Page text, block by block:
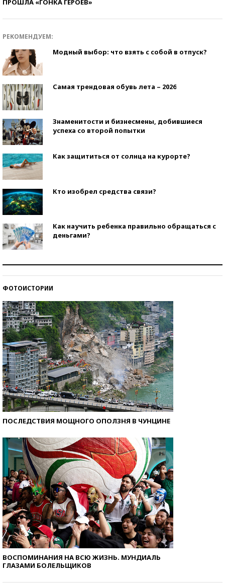
РЕКОМЕНДУЕМ:
Модный выбор: что взять с собой в отпуск?
Самая трендовая обувь лета – 2026
Знаменитости и бизнесмены, добившиеся
успеха со второй попытки
Как защититься от солнца на курорте?
Кто изобрел средства связи?
Как научить ребенка правильно обращаться с
деньгами?
ФОТОИСТОРИИ
ПОСЛЕДСТВИЯ МОЩНОГО ОПОЛЗНЯ В ЧУНЦИНЕ
ВОСПОМИНАНИЯ НА ВСЮ ЖИЗНЬ. МУНДИАЛЬ
ГЛАЗАМИ БОЛЕЛЬЩИКОВ